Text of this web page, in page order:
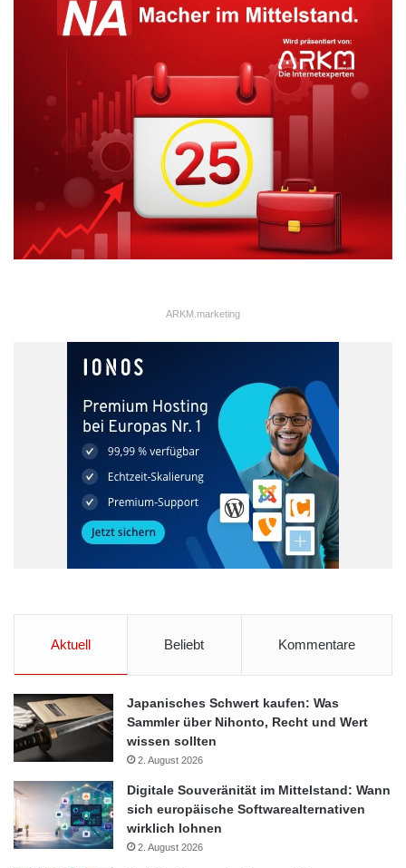
ARKM.marketing
Aktuell Beliebt Kommentare
Japanisches Schwert kaufen: Was
Sammler über Nihonto, Recht und Wert
wissen sollten
2. August 2026
Digitale Souveränität im Mittelstand: Wann
sich europäische Softwarealternativen
wirklich lohnen
2. August 2026